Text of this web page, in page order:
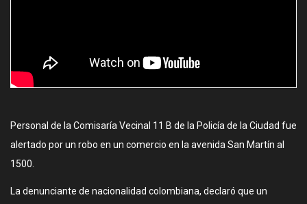
Personal de la Comisaría Vecinal 11 B de la Policía de la Ciudad fue
alertado por un robo en un comercio en la avenida San Martín al
1500.
La denunciante de nacionalidad colombiana, declaró que un